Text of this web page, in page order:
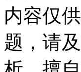
内容仅
题，请